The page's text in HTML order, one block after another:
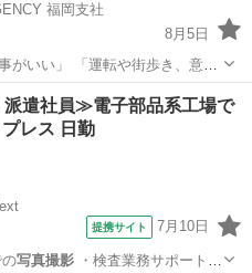
福岡支社
8月5日
がいい」 「運転や街歩き、意外
の駐車
金看板 🔸空き状況 🔸設備 など
フ
遣社員≫電子部品系工場で
レス 日勤
提携サイト 7月10日
写真撮影・検査業務サポート